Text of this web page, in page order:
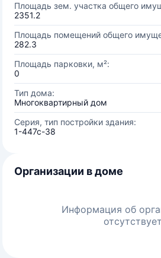
Площадь зем. участка общего
2351.2
Площадь помещений общего
282.3
Площадь парковки, м²:
0
Тип дома:
Многоквартирный дом
Серия, тип постройки здания:
1-447с-38
Организации в доме
Информация об
отсутствует